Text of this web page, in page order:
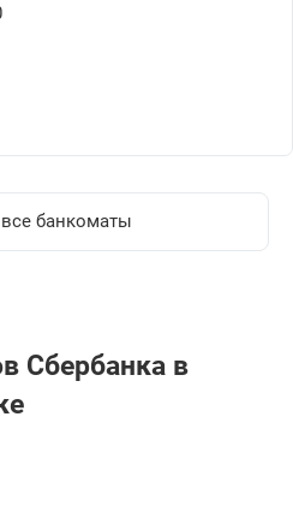
банкоматы
Сбербанкa в